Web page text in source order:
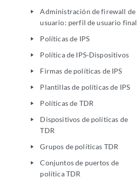
play_arrow
Administración de firewall de
usuario: perfil de usuario final
play_arrow Políticas de IPS
play_arrow Política de IPS-Dispositivos
play_arrow Firmas de políticas de IPS
play_arrow Plantillas de políticas de IPS
play_arrow Políticas de TDR
play_arrow
Dispositivos de políticas de
TDR
play_arrow Grupos de políticas TDR
play_arrow
Conjuntos de puertos de
política TDR